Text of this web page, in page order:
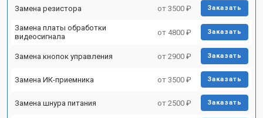
Замена резистора от 3500 ₽ Заказать
Замена платы обработки
видеосигнала
от 4800 ₽ Заказать
Замена кнопок управления от 2900 ₽ Заказать
Замена ИК-приемника от 3500 ₽ Заказать
Замена шнура питания от 2500 ₽ Заказать